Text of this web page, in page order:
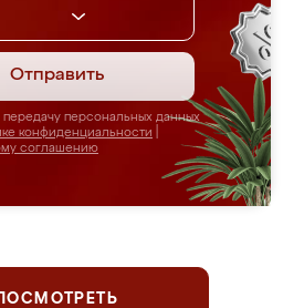
Отправить
персональных данных
конфиденциальности
соглашению
ПОСМОТРЕТЬ